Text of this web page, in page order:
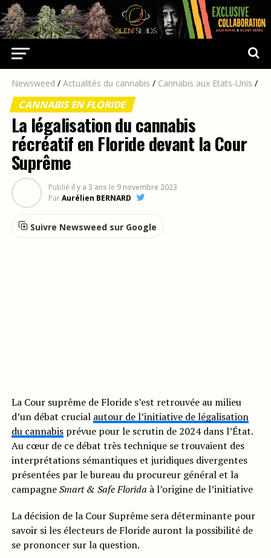
Newsweed / Actualités du cannabis / Cannabis aux Etats-Unis /
CANNABIS EN FLORIDE
La légalisation du cannabis
récréatif en Floride devant la Cour
Suprême
Publié il y a 3 ans le 9 novembre 2023
ParAurélien BERNARD
Suivre Newsweed sur Google
La Cour suprême de Floride s’est retrouvée au milieu
d’un débat crucial autour de l’initiative de légalisation
du cannabisprévue pour le scrutin de 2024 dans l’État.
Au cœur de ce débat très technique se trouvaient des
interprétations sémantiques et juridiques divergentes
présentées par le bureau du procureur général et la
campagneSmart & Safe Florida à l’origine de l’initiative
La décision de la Cour Suprême sera déterminante pour
savoir si les électeurs de Floride auront la possibilité de
se prononcer sur la question.